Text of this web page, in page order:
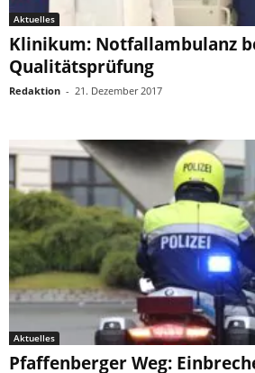
Aktuelles
Klinikum: Notfallambulanz
Qualitätsprüfung
Redaktion - 21. Dezember 2017
Aktuelles
Pfaffenberger Weg: